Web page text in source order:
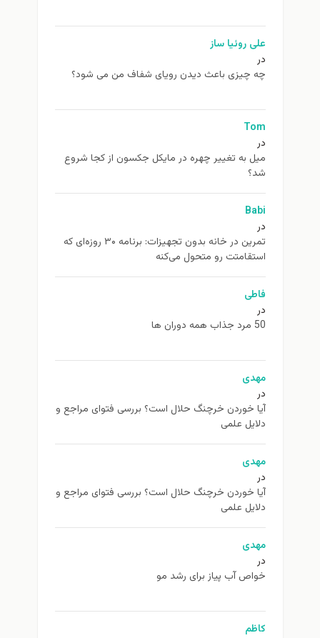
علی روئیا ساز
در
چه چیزی باعث دیدن رویای شفاف من می شود؟
Tom
در
ميل به تغيير چهره در مایکل جکسون از كجا شروع
شد؟
Babi
در
تمرین در خانه بدون تجهیزات: برنامه ۳۰ روزه‌ای که
استقامتت رو متحول می‌کنه
فاطی
در
50 مرد جذاب همه دوران ها
مهدی
در
آیا خوردن خرچنگ حلال است؟ بررسی فتوای مراجع و
دلایل علمی
مهدی
در
آیا خوردن خرچنگ حلال است؟ بررسی فتوای مراجع و
دلایل علمی
مهدی
در
خواص آب پیاز برای رشد مو
کاظم